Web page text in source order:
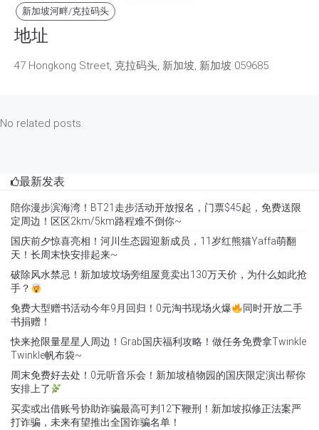
新加坡河畔/克拉码头
地址
47 Hongkong Street, 克拉码头, 新加坡, 新加坡 059685
No related posts.
最新发表
陪你漫步滨海湾！BT21走步活动开放报名，门票$45起，免费送限
定周边！区区2km/5km路程难不倒你~
国庆前夕惊喜亮相！河川生态园迎新成员，11岁红熊猫Yaffa萌翻
天！长周末快安排起来~
破除风水禁忌！新加坡坟场旁组屋竟卖出130万天价，为什么如此抢
手？
免费大型赠书活动今年9月回归！0元淘书现场火爆
同时开放二手
书捐赠！
快来抢限量星星人周边！Grab国庆福利攻略！做任务免费拿Twinkle
Twinkle帆布袋~
周末免费好去处！0元听音乐会！新加坡植物园的国庆限定演出帮你
安排上了
买卖或出借账号协助诈骗最高可判12下鞭刑！新加坡拟修正法案严
打诈骗，未来有望推出全国诈骗名单！